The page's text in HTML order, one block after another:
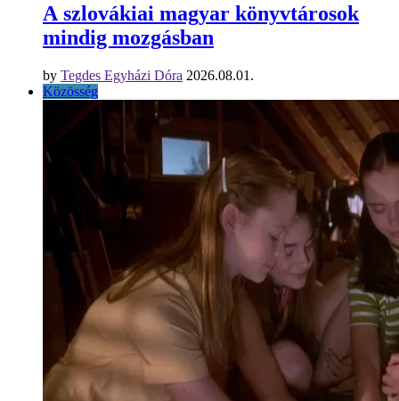
A szlovákiai magyar könyvtárosok
mindig mozgásban
by Tegdes Egyházi Dóra 2026.08.01.
Közösség